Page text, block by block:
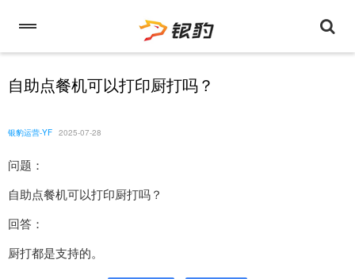
自助点餐机可以打印厨打吗？
银豹运营-YF 2025-07-28
问题：
自助点餐机可以打印厨打吗？
回答：
厨打都是支持的。